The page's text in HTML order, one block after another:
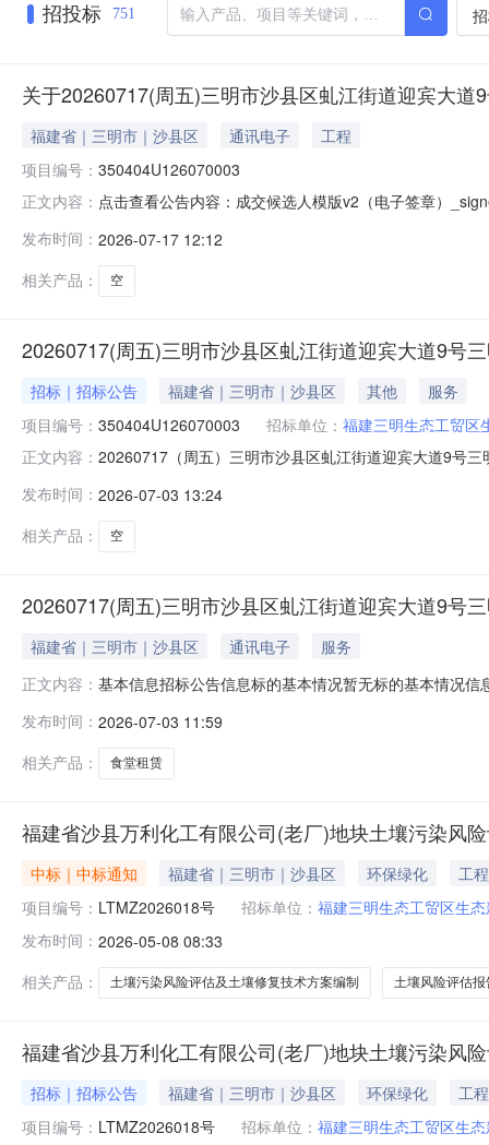
招投标 751
关于20260717(周五)三明市沙县区虬江街道迎宾大
福建省｜三明市｜沙县区 通讯电子
工程
项目编号： 350404U126070003
正文内容： 点击查看公告内容：成交候选人模版v2（电子签章）
发布时间： 2026-07-17 12:12
相关产品：
空
20260717(周五)三明市沙县区虬江街道迎宾大道9号
招标｜招标公告 福建省｜三明市｜沙县区 其他
服务
项目编号： 350404U126070003 招标单位： 福建三明生态工贸区
正文内容： 20260717（周五）三明市沙县区虬江街道迎宾大道9号
告撤销/终止公告成交候选人公告结果公告基本信息标的
发布时间： 2026-07-03 13:24
相关产品：
空
20260717(周五)三明市沙县区虬江街道迎宾大道9号
福建省｜三明市｜沙县区 通讯电子
服务
正文内容： 基本信息招标公告信息标的基本情况暂无标的基本情况
发布时间： 2026-07-03 11:59
相关产品：
食堂租赁
福建省沙县万利化工有限公司(老厂)地块土壤污染风
中标｜中标通知 福建省｜三明市｜沙县区 环保绿化
工程
项目编号： LTMZ2026018号 招标单位： 福建三明生态工贸区生
发布时间： 2026-05-08 08:33
相关产品：
土壤污染风险评估及土壤修复技术方案编制 土壤风险评估报
福建省沙县万利化工有限公司(老厂)地块土壤污染风
招标｜招标公告 福建省｜三明市｜沙县区 环保绿化
工程
项目编号： LTMZ2026018号 招标单位： 福建三明生态工贸区生